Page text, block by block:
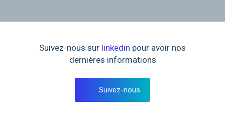
Suivez-nous sur linkedin pour avoir nos
dernières informations
Suivez-nous